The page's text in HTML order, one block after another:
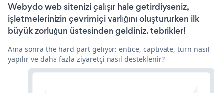
Webydo web sitenizi çalışır hale getirdiyseniz,
işletmelerinizin çevrimiçi varlığını oluştururken ilk
büyük zorluğun üstesinden geldiniz. tebrikler!
Ama sonra the hard part geliyor: entice, captivate, turn nasıl
yapılır ve daha fazla ziyaretçi nasıl desteklenir?